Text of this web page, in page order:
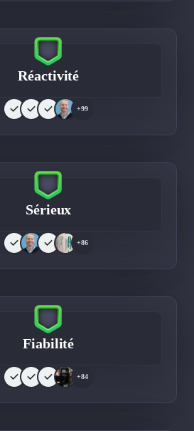
Réactivité
+99
Sérieux
+86
Fiabilité
+84